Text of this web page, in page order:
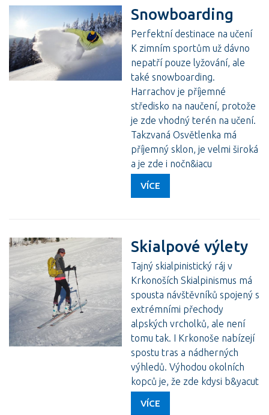
Snowboarding
Perfektní destinace na učení
K zimním sportům už dávno
nepatří pouze lyžování, ale
také snowboarding.
Harrachov je příjemné
středisko na naučení, protože
je zde vhodný terén na učení.
Takzvaná Osvětlenka má
příjemný sklon, je velmi široká
a je zde i nočn&iacu
VÍCE
Skialpové výlety
Tajný skialpinistický ráj v
Krkonoších Skialpinismus má
spousta návštěvníků spojený s
extrémními přechody
alpských vrcholků, ale není
tomu tak. I Krkonoše nabízejí
spostu tras a nádherných
výhledů. Výhodou okolních
kopců je, že zde kdysi b&yacut
VÍCE